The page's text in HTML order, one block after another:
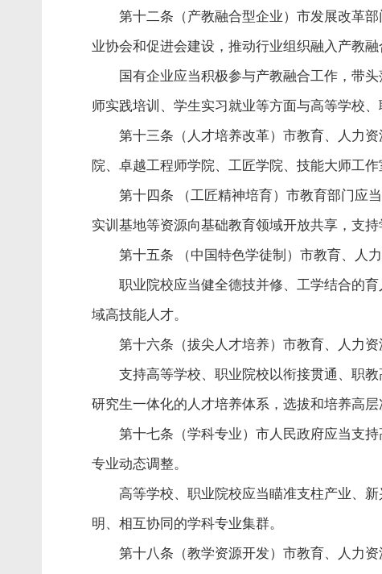
第十二条（产教融合型企业）市发展改革
业协会和促进会建设，推动行业组织融入产教融
国有企业应当积极参与产教融合工作，带
师实践培训、学生实习就业等方面与高等学校、
第十三条（人才培养改革）市教育、人力
院、卓越工程师学院、工匠学院、技能大师工
第十四条 （工匠精神培育）市教育部门应
实训基地等资源向基础教育领域开放共享，支
第十五条 （中国特色学徒制）市教育、人
职业院校应当健全德技并修、工学结合的
域高技能人才。
第十六条（拔尖人才培养）市教育、人力
支持高等学校、职业院校以衔接贯通、职
研究生一体化的人才培养体系，选拔和培养高层
第十七条（学科专业）市人民政府应当支
专业动态调整。
高等学校、职业院校应当瞄准支柱产业、
明、相互协同的学科专业集群。
第十八条（教学资源开发）市教育、人力